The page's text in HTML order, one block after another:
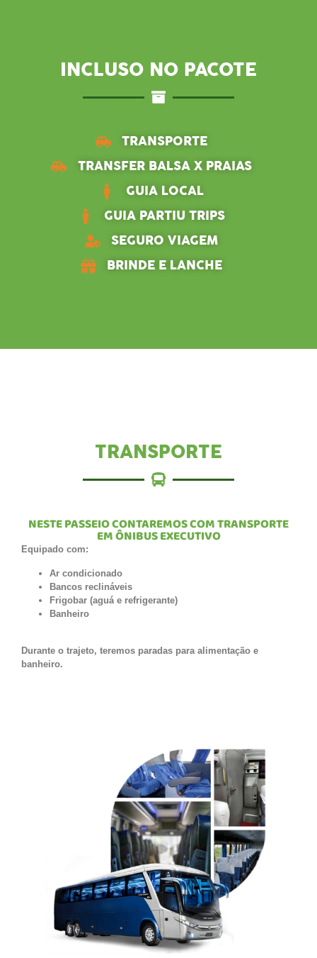
INCLUSO NO PACOTE
TRANSPORTE
TRANSFER BALSA X PRAIAS
GUIA LOCAL
GUIA PARTIU TRIPS
SEGURO VIAGEM
BRINDE E LANCHE
TRANSPORTE
Equipado com:
Ar condicionado
Bancos reclináveis
Frigobar (aguá e refrigerante)
Banheiro
Durante o trajeto, teremos paradas para alimentação e
banheiro.
NESTE PASSEIO CONTAREMOS COM TRANSPORTE
EM ÔNIBUS EXECUTIVO